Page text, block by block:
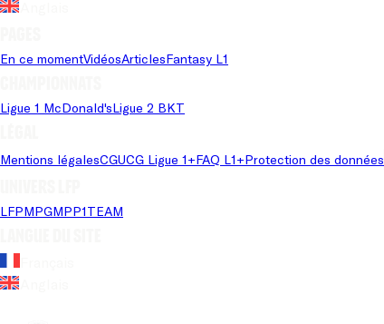
En ce momentVidéosArticlesFantasy L1
Ligue 1 McDonald'sLigue 2 BKT
Mentions légalesCGUCG Ligue 1+FAQ L1+Protection des données
LFPMPGMPP1TEAM